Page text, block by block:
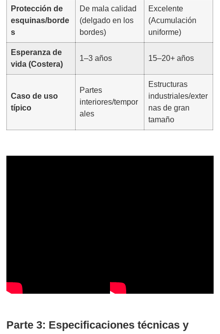
Protección de
esquinas/borde
s
De mala calidad
(delgado en los
bordes)
Excelente
(Acumulación
uniforme)
Esperanza de
vida (Costera)
1–3 años 15–20+ años
Caso de uso
típico
Partes
interiores/tempor
ales
Estructuras
industriales/exter
nas de gran
tamaño
Parte 3: Especificaciones técnicas y